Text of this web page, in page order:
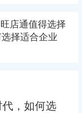
店通值得选择
择适合企业
，如何选